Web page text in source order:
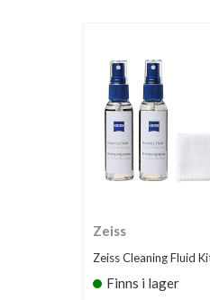
Zeiss
Zeiss Cleaning Fluid
Finns i lager